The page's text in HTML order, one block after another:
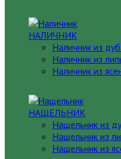
НАЛИЧНИК
Наличник из
Наличник из
Наличник из
НАЩЕЛЬНИК
Нащельник из
Нащельник из
Нащельник из